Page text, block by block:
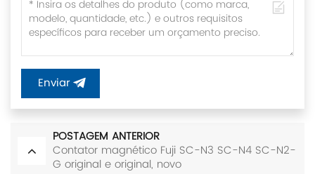
Enviar
POSTAGEM ANTERIOR
Contator magnético Fuji SC-N3 SC-N4 SC-N2-
G original e original, novo